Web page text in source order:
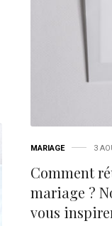
MARIAGE 3
Comment
mariage ?
vous